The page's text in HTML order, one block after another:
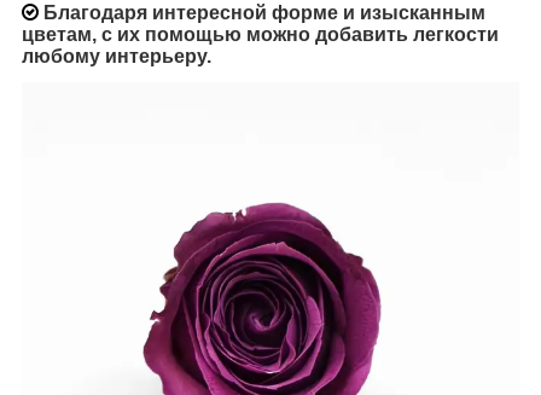
Благодаря интересной форме и изысканным
цветам, с их помощью можно добавить легкости
любому интерьеру.